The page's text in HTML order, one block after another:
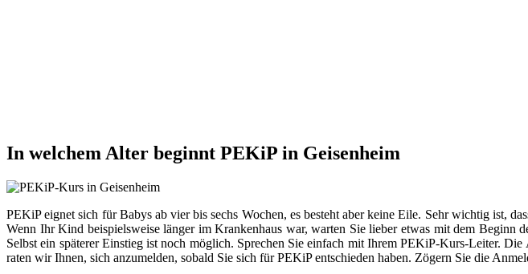
In welchem Alter beginnt PEKiP in Geisenheim
PEKiP eignet sich für Babys ab vier bis sechs Wochen, es besteht aber keine Eile. Sehr wichtig ist,
Wenn Ihr Kind beispielsweise länger im Krankenhaus war, warten Sie lieber etwas mit dem
Selbst ein späterer Einstieg ist noch möglich. Sprechen Sie einfach mit Ihrem PEKiP-Kurs-Leiter.
raten wir Ihnen, sich anzumelden, sobald Sie sich für PEKiP entschieden haben. Zögern Sie die